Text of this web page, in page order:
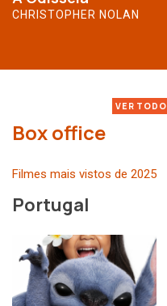
CHRISTOPHER NOLAN
Box office
VER
Filmes mais vistos de 2025
Portugal